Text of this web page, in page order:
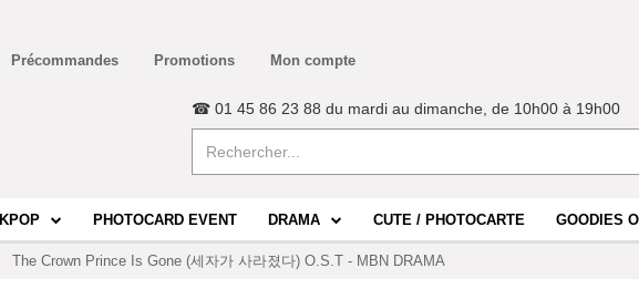
Précommandes Promotions Mon compte
☎ 01 45 86 23 88 du mardi au dimanche, de 10h00 à 19h00
KPOP PHOTOCARD EVENT DRAMA CUTE / PHOTOCARTE GOODIES
The Crown Prince Is Gone (세자가 사라졌다) O.S.T - MBN DRAMA